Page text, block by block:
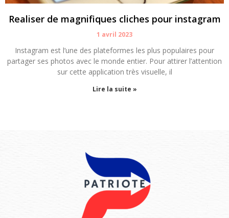
Realiser de magnifiques cliches pour instagram
1 avril 2023
Instagram est l’une des plateformes les plus populaires pour
partager ses photos avec le monde entier. Pour attirer l’attention
sur cette application très visuelle, il
Lire la suite »